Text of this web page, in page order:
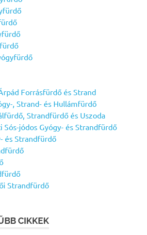
Forrásfürdő és Strand
, Strand- és Hullámfürdő
Strandfürdő és Uszoda
Sós-jódos Gyógy- és Strandfürdő
és Strandfürdő
Strandfürdő
CIKKEK